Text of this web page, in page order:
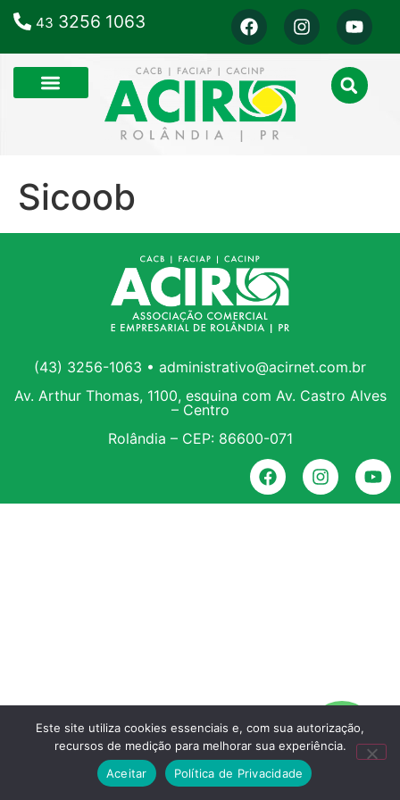
43 3256 1063
Sicoob
(43) 3256-1063 • administrativo@acirnet.com.br
Av. Arthur Thomas, 1100, esquina com Av. Castro Alves
– Centro
Rolândia – CEP: 86600-071
Este site utiliza cookies essenciais e, com sua autorização,
recursos de medição para melhorar sua experiência.
Aceitar
Política de Privacidade